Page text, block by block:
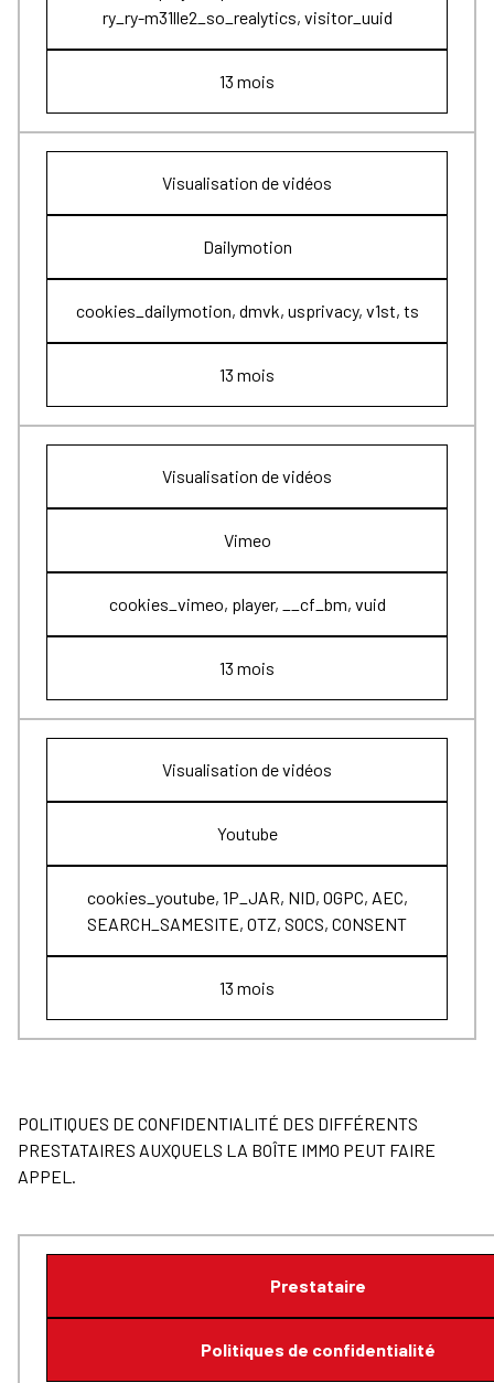
ry_ry-m31lle2_so_realytics, visitor_uuid
13 mois
Visualisation de vidéos
Dailymotion
cookies_dailymotion, dmvk, usprivacy, v1st, ts
13 mois
Visualisation de vidéos
Vimeo
cookies_vimeo, player, __cf_bm, vuid
13 mois
Visualisation de vidéos
Youtube
cookies_youtube, 1P_JAR, NID, OGPC, AEC,
SEARCH_SAMESITE, OTZ, SOCS, CONSENT
13 mois
POLITIQUES DE CONFIDENTIALITÉ DES DIFFÉRENTS
PRESTATAIRES AUXQUELS LA BOÎTE IMMO PEUT FAIRE
APPEL.
Prestataire
Politiques de confidentialité